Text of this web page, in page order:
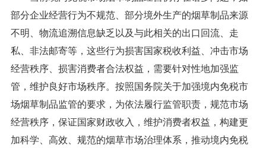
部分企业经营行为不规范、部分境外生产的烟草制品来源
不明、物流追溯信息缺乏以及与此相关的出口回流、走
私、非法邮寄等，这些行为损害国家税收利益、冲击市场
经营秩序、损害消费者合法权益，需要针对性地加强监
管，维护良好市场秩序。按照国务院关于加强境内免税市
场烟草制品监管的要求，为依法履行监管职责，规范市场
经营秩序，保证国家财政收入，维护消费者权益，构建更
加科学、高效、规范的烟草市场治理体系，推动境内免税